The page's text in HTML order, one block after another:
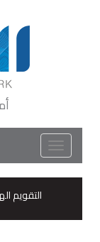
Toggle
navigation
التقويم